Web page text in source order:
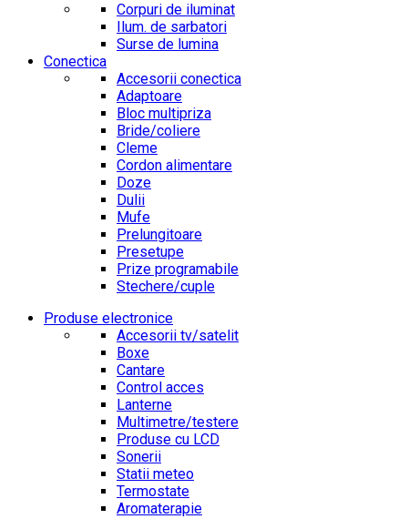
Corpuri de iluminat
Ilum. de sarbatori
Surse de lumina
Conectica
Accesorii conectica
Adaptoare
Bloc multipriza
Bride/coliere
Cleme
Cordon alimentare
Doze
Dulii
Mufe
Prelungitoare
Presetupe
Prize programabile
Stechere/cuple
Produse electronice
Accesorii tv/satelit
Boxe
Cantare
Control acces
Lanterne
Multimetre/testere
Produse cu LCD
Sonerii
Statii meteo
Termostate
Aromaterapie